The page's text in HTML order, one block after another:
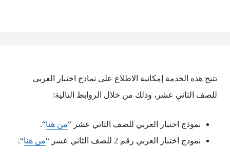
تتيح هذه الخدمة إمكانية الاطلاع على نماذج اختبار العربي
للصف الثاني عشر، وذلك من خلال الروابط التالية:
نموذج اختبار العربي للصف الثاني عشر “من هنا“.
نموذج اختبار العربي رقم 2 للصف الثاني عشر “
من هنا“.